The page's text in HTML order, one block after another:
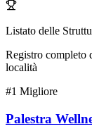
Listato delle
Registro completo
località
#1 Migliore
Palestra